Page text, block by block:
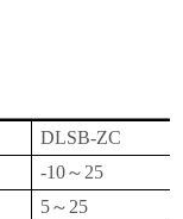
DLSB-ZC
-10～ 25
5～ 25